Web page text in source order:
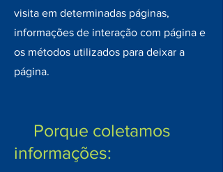
visita em determinadas páginas,
informações de interação com página e
os métodos utilizados para deixar a
página.
Porque coletamos
informações: